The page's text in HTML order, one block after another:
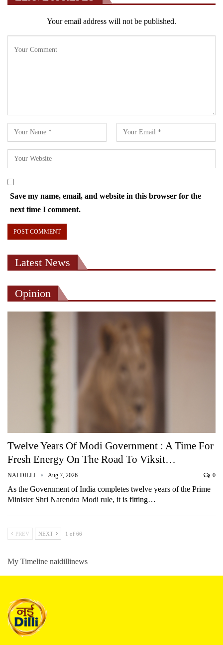
Your email address will not be published.
Save my name, email, and website in this browser for the
next time I comment.
Latest News
Opinion
Twelve Years Of Modi Government : A Time For
Fresh Energy On The Road To Viksit…
NAI DILLI Aug 7, 2026 0
As the Government of India completes twelve years of the Prime
Minister Shri Narendra Modi rule, it is fitting…
PREV NEXT 1 of 66
My Timeline naidillinews